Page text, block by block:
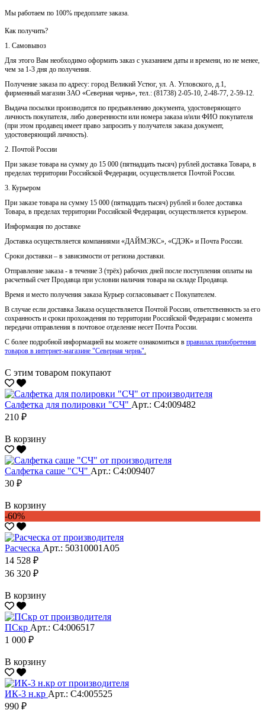
Мы работаем по 100% предоплате заказа.
Как получить?
1. Самовывоз
Для этого Вам необходимо оформить заказ с указанием даты и времени, но не менее,
чем за 1-3 дня до получения.
Получение заказа по адресу: город Великий Устюг, ул. А. Угловского, д.1,
фирменный магазин ЗАО «Северная чернь», тел.: (81738) 2-05-10, 2-48-77, 2-59-12.
Выдача посылки производится по предъявлению документа, удостоверяющего
личность покупателя, либо доверенности или номера заказа и/или ФИО покупателя
(при этом продавец имеет право запросить у получателя заказа документ,
удостоверяющий личность).
2. Почтой России
При заказе товара на сумму до 15 000 (пятнадцать тысяч) рублей доставка Товара, в
пределах территории Российской Федерации, осуществляется Почтой России.
3. Курьером
При заказе товара на сумму 15 000 (пятнадцать тысяч) рублей и более доставка
Товара, в пределах территории Российской Федерации, осуществляется курьером.
Информация по доставке
Доставка осуществляется компаниями «ДАЙМЭКС», «СДЭК» и Почта России.
Сроки доставки – в зависимости от региона доставки.
Отправление заказа - в течение 3 (трёх) рабочих дней после поступления оплаты на
расчетный счет Продавца при условии наличия товара на складе Продавца.
Время и место получения заказа Курьер согласовывает с Покупателем.
В случае если доставка Заказа осуществляется Почтой России, ответственность за его
сохранность и сроки прохождения по территории Российской Федерации с момента
передачи отправления в почтовое отделение несет Почта России.
С более подробной информацией вы можете ознакомиться в правилах приобретения
товаров в интернет-магазине "Северная чернь".
С этим товаром покупают
Салфетка для полировки "CЧ" Арт.: С4:009482
210 ₽
В корзину
Салфетка саше "CЧ" Арт.: С4:009407
30 ₽
В корзину
-60%
Расческа Арт.: 50310001А05
14 528 ₽
36 320 ₽
В корзину
ПСкр Арт.: С4:006517
1 000 ₽
В корзину
ИК-3 н.кр Арт.: С4:005525
990 ₽